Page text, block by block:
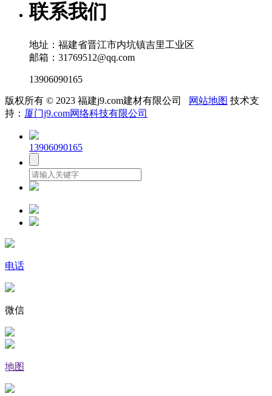
联系我们
地址：福建省晋江市内坑镇吉里工业区
邮箱：31769512@qq.com
13906090165
版权所有 © 2023 福建j9.com建材有限公司 网站地图 技术支
持： 厦门j9.com网络科技有限公司
13906090165
电话
微信
地图